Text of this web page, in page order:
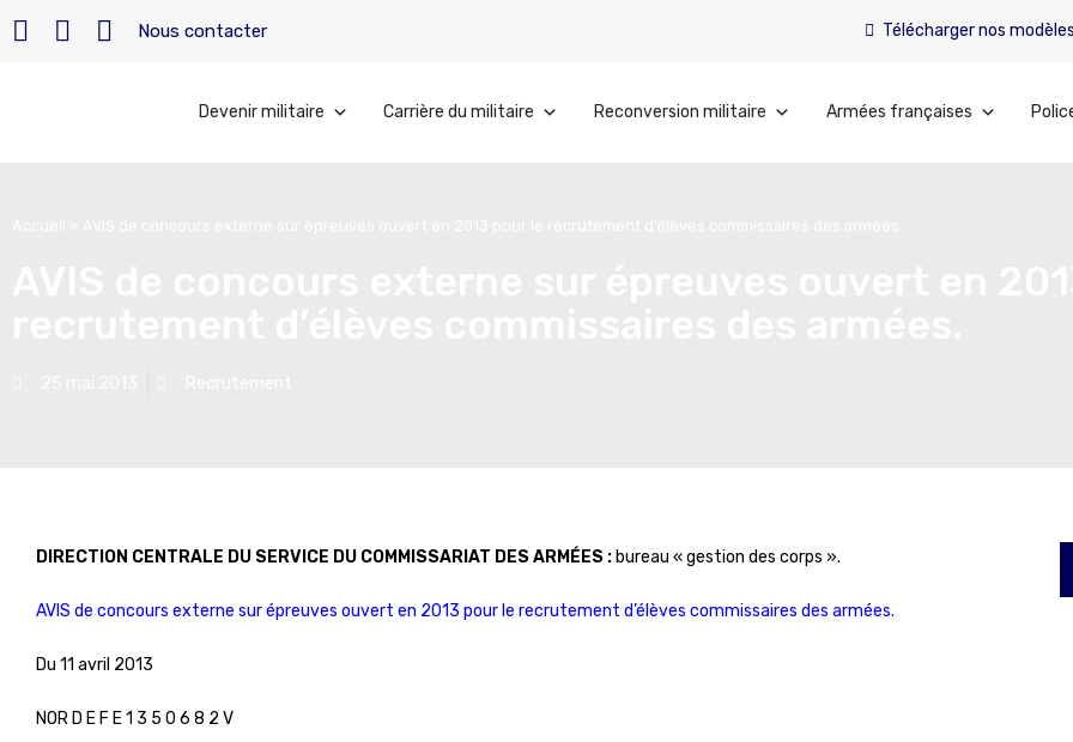
Nous contacter Télécharger nos modèles
Devenir militaire Carrière du militaire Reconversion militaire Armées françaises
DIRECTION CENTRALE DU SERVICE DU COMMISSARIAT DES ARMÉES : bureau « gestion des corps ».
AVIS de concours externe sur épreuves ouvert en 2013 pour le recrutement d’élèves commissaires des armées.
Du 11 avril 2013
NOR D E F E 1 3 5 0 6 8 2 V